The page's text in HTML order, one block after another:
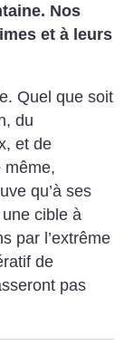
Nos
et à leurs
Quel que soit
du
et de
même,
qu’à ses
cible à
par l’extrême
de
pas